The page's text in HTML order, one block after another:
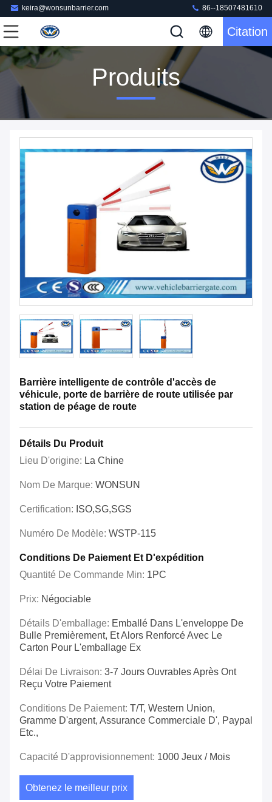
keira@wonsunbarrier.com 86--18507481610
Citation
Produits
Barrière intelligente de contrôle d'accès de
véhicule, porte de barrière de route utilisée par
station de péage de route
Détails Du Produit
Lieu D'origine: La Chine
Nom De Marque: WONSUN
Certification: ISO,SG,SGS
Numéro De Modèle: WSTP-115
Conditions De Paiement Et D'expédition
Quantité De Commande Min: 1PC
Prix: Négociable
Détails D'emballage: Emballé Dans L'enveloppe De
Bulle Premièrement, Et Alors Renforcé Avec Le
Carton Pour L'emballage Ex
Délai De Livraison: 3-7 Jours Ouvrables Après Ont
Reçu Votre Paiement
Conditions De Paiement: T/T, Western Union,
Gramme D'argent, Assurance Commerciale D', Paypal
Etc.,
Capacité D'approvisionnement: 1000 Jeux / Mois
Obtenez le meilleur prix